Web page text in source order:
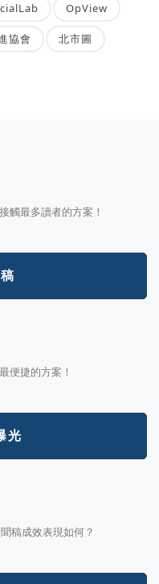
OpView
協會 北市圖
觸最多讀者的方案！
便捷的方案！
光
稿成效表現如何？